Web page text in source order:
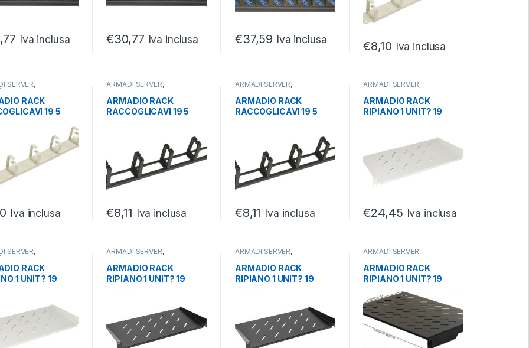
Iva inclusa €30,77 Iva inclusa €37,59 Iva inclusa €8,10 Iva inclusa
SERVER,
ACCESSORI ARMADI
RACK
19 5
Iva inclusa
ARMADI SERVER,
PARTI/ACCESSORI ARMADI
SERVER
ARMADIO RACK
RACCOGLICAVI 19 5
€8,11 Iva inclusa
ARMADI SERVER,
PARTI/ACCESSORI ARMADI
SERVER
ARMADIO RACK
RACCOGLICAVI 19 5
€8,11 Iva inclusa
ARMADI SERVER,
PARTI/ACCESSORI ARMADI
SERVER
ARMADIO RACK
RIPIANO 1 UNIT? 19
€24,45 Iva inclusa
SERVER,
ACCESSORI ARMADI
RACK
1 UNIT? 19
ARMADI SERVER,
PARTI/ACCESSORI ARMADI
SERVER
ARMADIO RACK
RIPIANO 1 UNIT? 19
ARMADI SERVER,
PARTI/ACCESSORI ARMADI
SERVER
ARMADIO RACK
RIPIANO 1 UNIT? 19
ARMADI SERVER,
PARTI/ACCESSORI ARMADI
SERVER
ARMADIO RACK
RIPIANO 1 UNIT? 19
PROFONDIT? 300 MM
UNIVERSALE NERO